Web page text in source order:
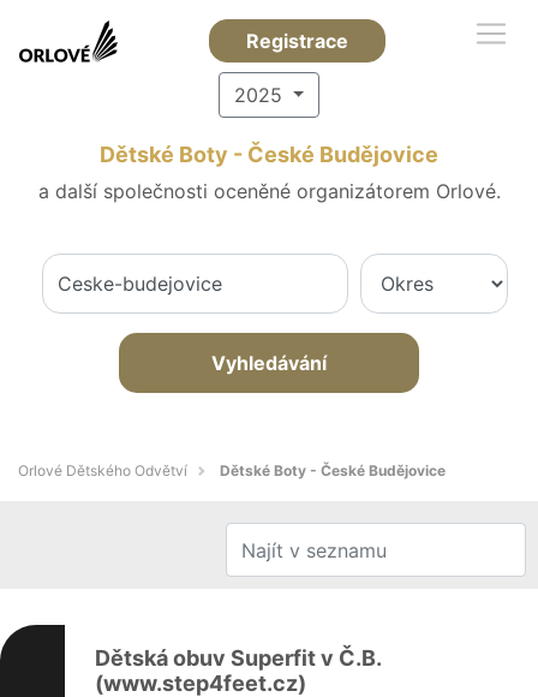
Registrace
2025
Dětské Boty - České Budějovice
a další společnosti oceněné organizátorem Orlové.
Vyhledávání
Orlové Dětského Odvětví Dětské Boty - České Budějovice
Dětská obuv Superfit v Č.B.
(www.step4feet.cz)